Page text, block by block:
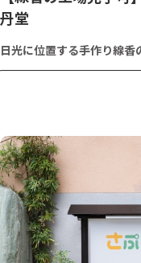
丹堂
日光に位置する手作り線香